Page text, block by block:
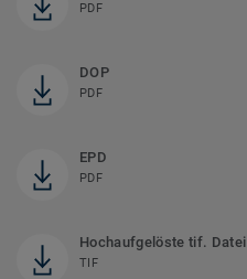
PDF
DOP
PDF
EPD
PDF
Hochaufgelöste tif. Datei
TIF